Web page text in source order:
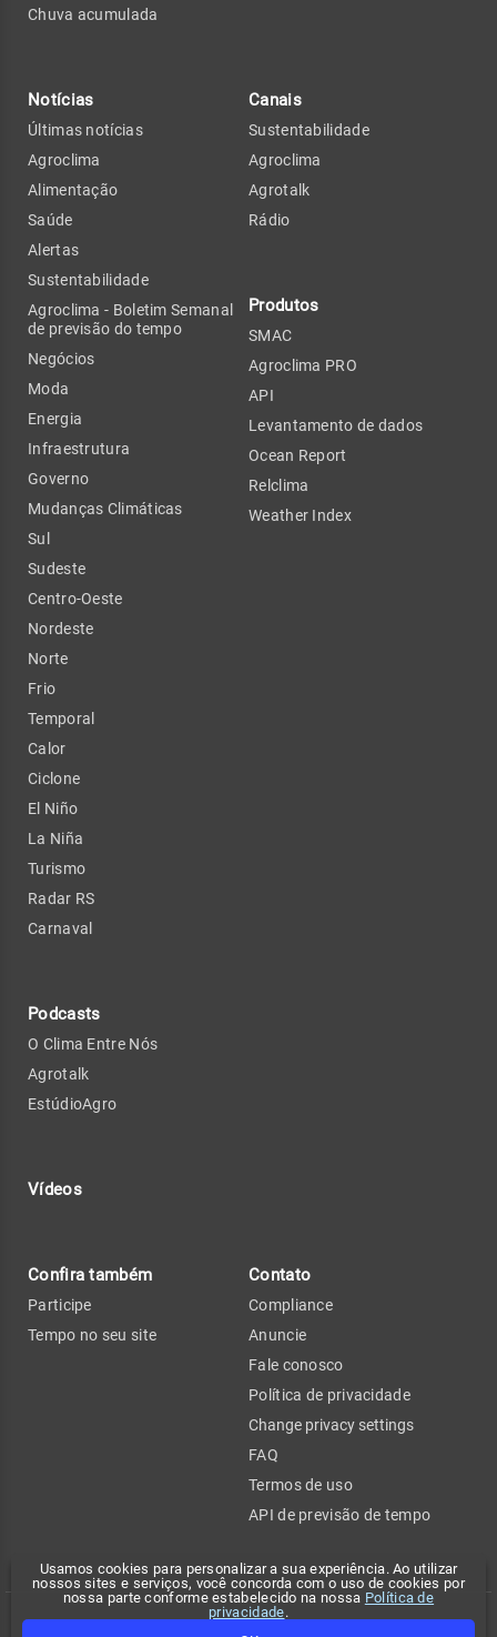
Usamos cookies para personalizar a sua experiência. Ao utilizar
nossos sites e serviços, você concorda com o uso de cookies por
nossa parte conforme estabelecido na nossa Política de
privacidade.
Chuva acumulada
Notícias
Últimas notícias
Agroclima
Alimentação
Saúde
Alertas
Sustentabilidade
Agroclima - Boletim Semanal
de previsão do tempo
Negócios
Moda
Energia
Infraestrutura
Governo
Mudanças Climáticas
Sul
Sudeste
Centro-Oeste
Nordeste
Norte
Frio
Temporal
Calor
Ciclone
El Niño
La Niña
Turismo
Radar RS
Carnaval
Podcasts
O Clima Entre Nós
Agrotalk
EstúdioAgro
Vídeos
Canais
Sustentabilidade
Agroclima
Agrotalk
Rádio
Produtos
SMAC
Agroclima PRO
API
Levantamento de dados
Ocean Report
Relclima
Weather Index
Confira também
Participe
Tempo no seu site
Contato
Compliance
Anuncie
Fale conosco
Política de privacidade
Change privacy settings
FAQ
Termos de uso
API de previsão de tempo